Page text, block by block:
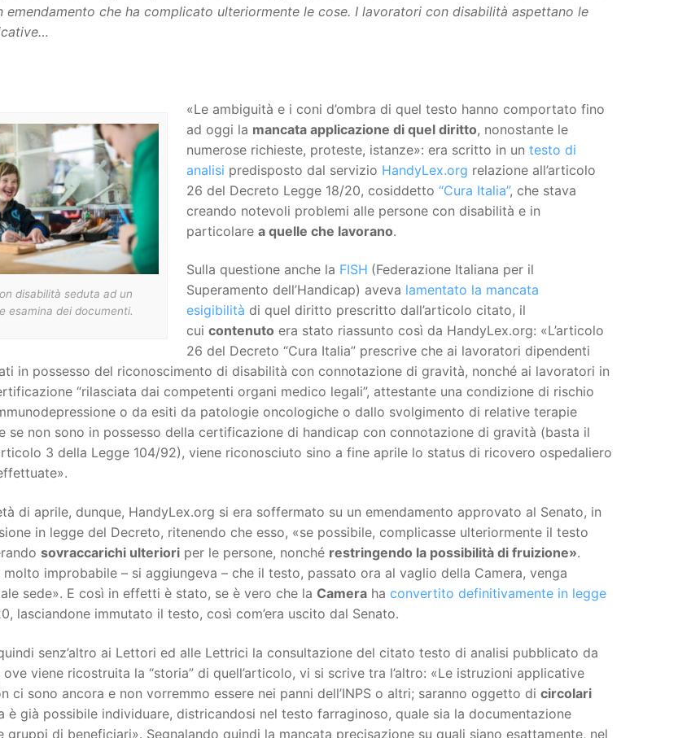
emendamento che ha complicato ulteriormente le cose. I lavoratori con disabilità aspettano le
disabilità seduta ad un
esamina dei documenti.
«Le ambiguità e i coni d’ombra di quel testo hanno comportato fino
ad oggi la mancata applicazione di quel diritto, nonostante le
numerose richieste, proteste, istanze»: era scritto in un testo di
analisi predisposto dal servizio HandyLex.org relazione all’articolo
26 del Decreto Legge 18/20, cosiddetto “Cura Italia”, che stava
creando notevoli problemi alle persone con disabilità e in
particolare a quelle che lavorano.
Sulla questione anche la FISH (Federazione Italiana per il
Superamento dell’Handicap) aveva lamentato la mancata
esigibilità di quel diritto prescritto dall’articolo citato, il
cui contenuto era stato riassunto così da HandyLex.org: «L’articolo
26 del Decreto “Cura Italia” prescrive che ai lavoratori dipendenti
in possesso del riconoscimento di disabilità con connotazione di gravità, nonché ai lavoratori in
“rilasciata dai competenti organi medico legali”, attestante una condizione di rischio
o da esiti da patologie oncologiche o dallo svolgimento di relative terapie
se non sono in possesso della certificazione di handicap con connotazione di gravità (basta il
3 della Legge 104/92), viene riconosciuto sino a fine aprile lo status di ricovero ospedaliero
di aprile, dunque, HandyLex.org si era soffermato su un emendamento approvato al Senato, in
in legge del Decreto, ritenendo che esso, «se possibile, complicasse ulteriormente il testo
sovraccarichi ulteriori per le persone, nonché restringendo la possibilità di fruizione».
molto improbabile – si aggiungeva – che il testo, passato ora al vaglio della Camera, venga
sede». E così in effetti è stato, se è vero che la Camera ha convertito definitivamente in legge
lasciandone immutato il testo, così com’era uscito dal Senato.
senz’altro ai Lettori ed alle Lettrici la consultazione del citato testo di analisi pubblicato da
viene ricostruita la “storia” di quell’articolo, vi si scrive tra l’altro: «Le istruzioni applicative
ci sono ancora e non vorremmo essere nei panni dell’INPS o altri; saranno oggetto di circolari
è già possibile individuare, districandosi nel testo farraginoso, quale sia la documentazione
gruppi di beneficiari». Segnalando quindi la mancata precisazione su quali siano esattamente, nel